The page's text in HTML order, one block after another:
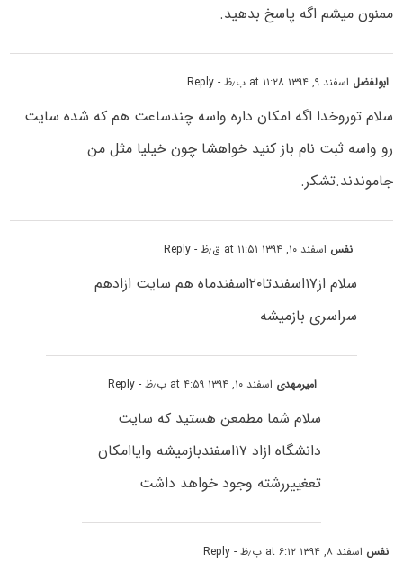
ممنون میشم اگه پاسخ بدهید.
ابولفضل اسفند ۹, ۱۳۹۴ at ۱۱:۲۸ ب٫ظ - Reply
سلام توروخدا اگه امکان داره واسه چندساعت هم که شده سایت
رو واسه ثبت نام باز کنید خواهشا چون خیلیا مثل من
جاموندند.تشکر.
نفس اسفند ۱۰, ۱۳۹۴ at ۱۱:۵۱ ق٫ظ - Reply
سلام از۱۷اسفندتا۲۰اسفندماه هم سایت ازادهم
سراسری بازمیشه
امیرمهدی اسفند ۱۰, ۱۳۹۴ at ۴:۵۹ ب٫ظ - Reply
سلام شما مطمعن هستید که سایت
دانشگاه ازاد ۱۷اسفندبازمیشه وایاامکان
تعغییررشته وجود خواهد داشت
نفس اسفند ۸, ۱۳۹۴ at ۶:۱۲ ب٫ظ - Reply